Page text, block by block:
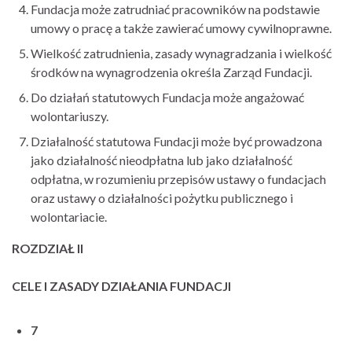
Fundacja może zatrudniać pracowników na podstawie
umowy o pracę a także zawierać umowy cywilnoprawne.
Wielkość zatrudnienia, zasady wynagradzania i wielkość
środków na wynagrodzenia określa Zarząd Fundacji.
Do działań statutowych Fundacja może angażować
wolontariuszy.
Działalność statutowa Fundacji może być prowadzona
jako działalność nieodpłatna lub jako działalność
odpłatna, w rozumieniu przepisów ustawy o fundacjach
oraz ustawy o działalności pożytku publicznego i
wolontariacie.
ROZDZIAŁ II
CELE I ZASADY DZIAŁANIA FUNDACJI
7